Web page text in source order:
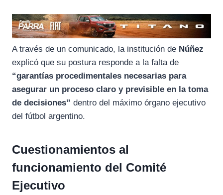
A través de un comunicado, la institución de Núñez
explicó que su postura responde a la falta de
“garantías procedimentales necesarias para
asegurar un proceso claro y previsible en la toma
de decisiones” dentro del máximo órgano ejecutivo
del fútbol argentino.
Cuestionamientos al
funcionamiento del Comité
Ejecutivo